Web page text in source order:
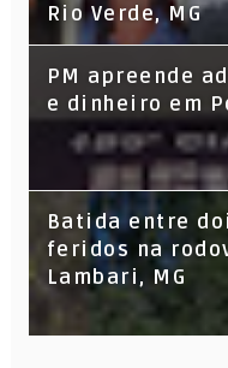
Rio Verde, MG
PM apreende
e dinheiro em
Batida entre
feridos na
Lambari, MG